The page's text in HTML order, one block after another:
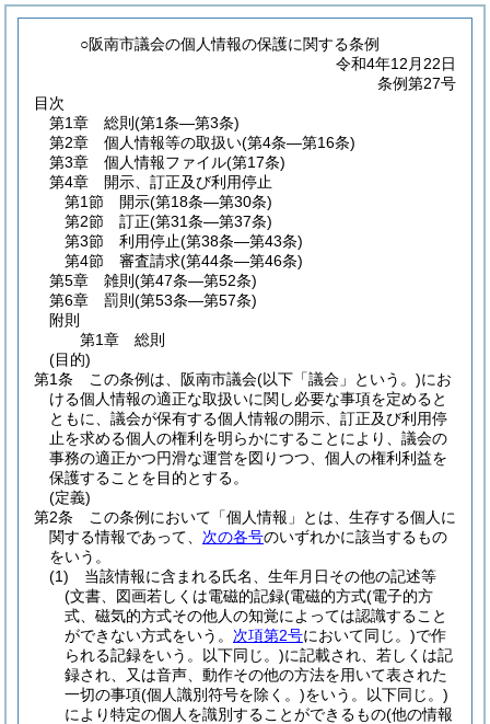
○阪南市議会の個人情報の保護に関する条例
令和4年12月22日
条例第27号
目次
第1章
総則 (第1条―第3条)
第2章
個人情報等の取扱い(第4条―第16条)
第3章
個人情報ファイル(第17条)
第4章
開示、訂正及び利用停止
第1節
開示(第18条―第30条)
第2節
訂正(第31条―第37条)
第3節
利用停止(第38条―第43条)
第4節
審査請求(第44条―第46条)
第5章
雑則 (第47条―第52条)
第6章
罰則 (第53条―第57条)
附則
第1章
総則
(目的)
第1条
この条例は、阪南市議会(以下「議会」という。)にお
ける個人情報の適正な取扱いに関し必要な事項を定めると
ともに、議会が保有する個人情報の開示、訂正及び利用停
止を求める個人の権利を明らかにすることにより、議会の
事務の適正かつ円滑な運営を図りつつ、個人の権利利益を
保護することを目的とする。
(定義)
第2条
この条例において「個人情報」とは、生存する個人に
関する情報であって、 次の各号のいずれかに該当するもの
をいう。
(1)
当該情報に含まれる氏名、生年月日その他の記述等
(文書、図画若しくは電磁的記録(電磁的方式(電子的方
式、磁気的方式その他人の知覚によっては認識すること
ができない方式をいう。 次項第2号において同じ。)で作
られる記録をいう。以下同じ。)に記載され、若しくは記
録され、又は音声、動作その他の方法を用いて表された
一切の事項(個人識別符号を除く。)をいう。以下同じ。)
により特定の個人を識別することができるもの(他の情報